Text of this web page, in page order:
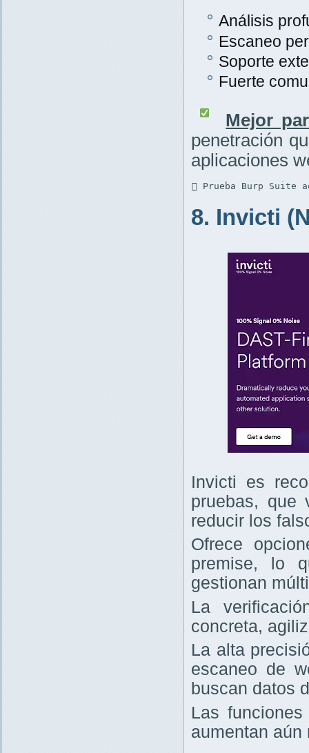
Análisis
Escaneo
Soporte
Fuerte
Mejor
penetración
aplicaciones
 Prueba Burp Suite
8. Invicti
Invicti es
pruebas, que
reducir los
Ofrece
premise, lo
gestionan
La
concreta,
La alta
escaneo de
buscan datos
Las
aumentan aún